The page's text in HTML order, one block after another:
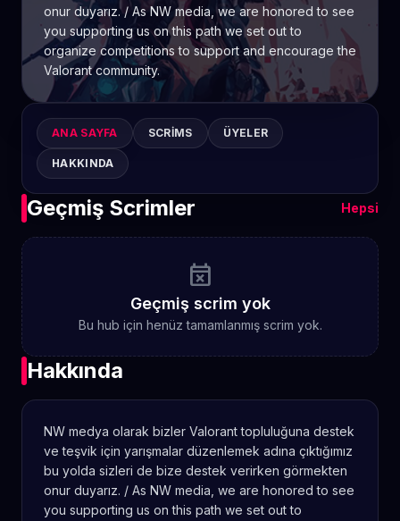
onur duyarız. / As NW media, we are honored to see
you supporting us on this path we set out to
organize competitions to support and encourage the
Valorant community.
ANA SAYFA SCRIMS ÜYELER
HAKKINDA
Geçmiş Scrimler Hepsi
event_busy
Geçmiş scrim yok
Bu hub için henüz tamamlanmış scrim yok.
Hakkında
NW medya olarak bizler Valorant topluluğuna destek
ve teşvik için yarışmalar düzenlemek adına çıktığımız
bu yolda sizleri de bize destek verirken görmekten
onur duyarız. / As NW media, we are honored to see
you supporting us on this path we set out to